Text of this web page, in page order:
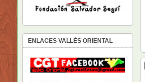
ENLACES VALLÉS ORIENTAL